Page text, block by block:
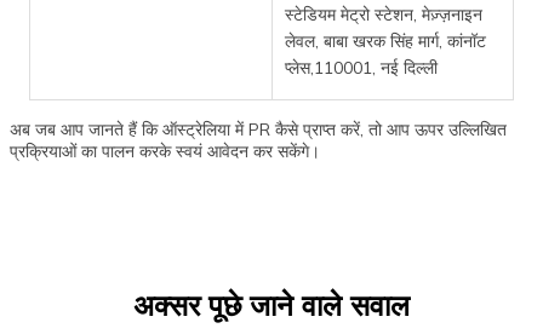
स्टेडियम मेट्रो स्टेशन, मेज़्ज़नाइन
लेवल, बाबा खरक सिंह मार्ग, कांनॉट
प्लेस,110001, नई दिल्ली
अब जब आप जानते हैं कि ऑस्ट्रेलिया में PR कैसे प्राप्त करें, तो आप ऊपर उल्लिखित
प्रक्रियाओं का पालन करके स्वयं आवेदन कर सकेंगे।
अक्सर पूछे जाने वाले सवाल